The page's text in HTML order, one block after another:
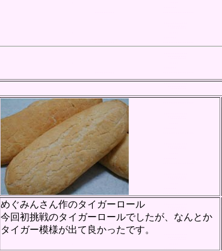
めぐみんさん作のタイガーロール
今回初挑戦のタイガーロールでしたが、なんとか
タイガー模様が出て良かったです。